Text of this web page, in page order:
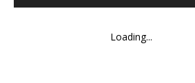
Loading...